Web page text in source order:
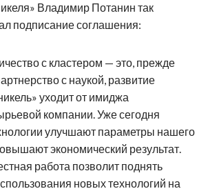
Владимир Потанин так
подписание соглашения:
с кластером — это, прежде
с наукой, развитие
уходит от имиджа
компании. Уже сегодня
улучшают параметры нашего
экономический результат.
работа позволит поднять
новых технологий на